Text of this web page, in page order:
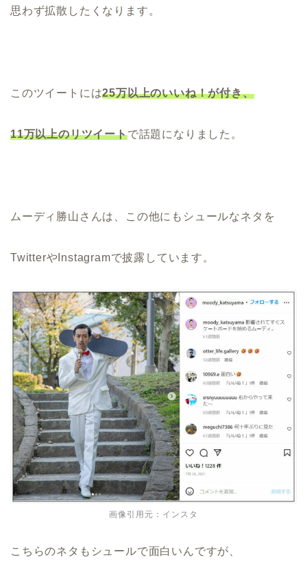
思わず拡散したくなります。
このツイートには25万以上のいいね！が付き、
11万以上のリツイートで話題になりました。
ムーディ勝山さんは、この他にもシュールなネタを
TwitterやInstagramで披露しています。
画像引用元：インスタ
こちらのネタもシュールで面白いんですが、